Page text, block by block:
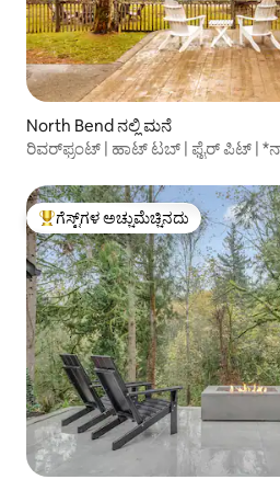
North Bend ನಲ್ಲಿ ಮನೆ
ರಿವರ್‌ಫ್ರಂಟ್ | ಹಾಟ್ ಟಬ್ | ಫೈರ್ ಪಿಟ್ |
ಗೆಸ್ಟ್‌ಗಳಿಗೆ ಅತಿ ಹೆಚ್ಚು ಅಚ್ಚುಮೆಚ್ಚಿನದು
ಗೆಸ್ಟ್‌ಗಳ ಅಚ್ಚುಮೆಚ್ಚಿನದು